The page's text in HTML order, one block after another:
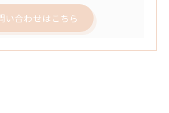
い合わせはこちら